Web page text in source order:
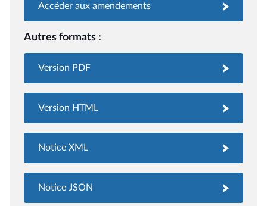
Accéder aux amendements
Autres formats :
Version PDF
Version HTML
Notice XML
Notice JSON